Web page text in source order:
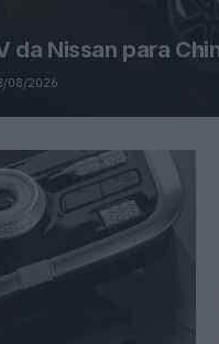
da Nissan para
08/2026